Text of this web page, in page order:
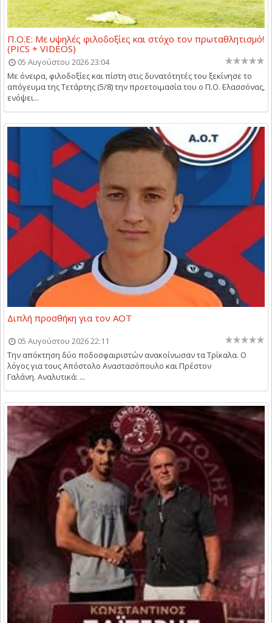
Π.Ο.Ε: Με υψηλές φιλοδοξίες και στόχο τον πρωταθλητισμό!
(PICS + VIDEOS)
05 Αυγούστου 2026 23:04
Με όνειρα, φιλοδοξίες και πίστη στις δυνατότητές του ξεκίνησε το
απόγευμα της Τετάρτης (5/8) την προετοιμασία του ο Π.Ο. Ελασσόνας,
ενόψει...
Διπλή προσθήκη για τον ΑΟΤ
05 Αυγούστου 2026 22:11
Την απόκτηση δύο ποδοσφαιριστών ανακοίνωσαν τα Τρίκαλα. Ο
λόγος για τους Απόστολο Αναστασόπουλο και Πρέστον
Γαλάνη. Αναλυτικά: ...